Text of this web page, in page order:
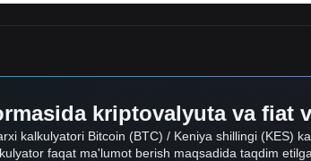
kriptovalyuta va fiat
kalkulyatori Bitcoin (BTC) / Keniya shillingi (KES)
faqat ma'lumot berish maqsadida taqdim